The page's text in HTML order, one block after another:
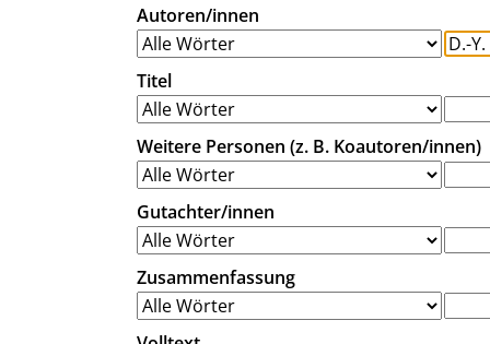
Autoren/innen
Titel
Weitere Personen (z. B. Koautoren/innen)
Gutachter/innen
Zusammenfassung